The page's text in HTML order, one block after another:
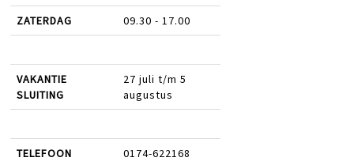
ZATERDAG 09.30 - 17.00
VAKANTIE
SLUITING
27 juli t/m 5
augustus
TELEFOON 0174-622168